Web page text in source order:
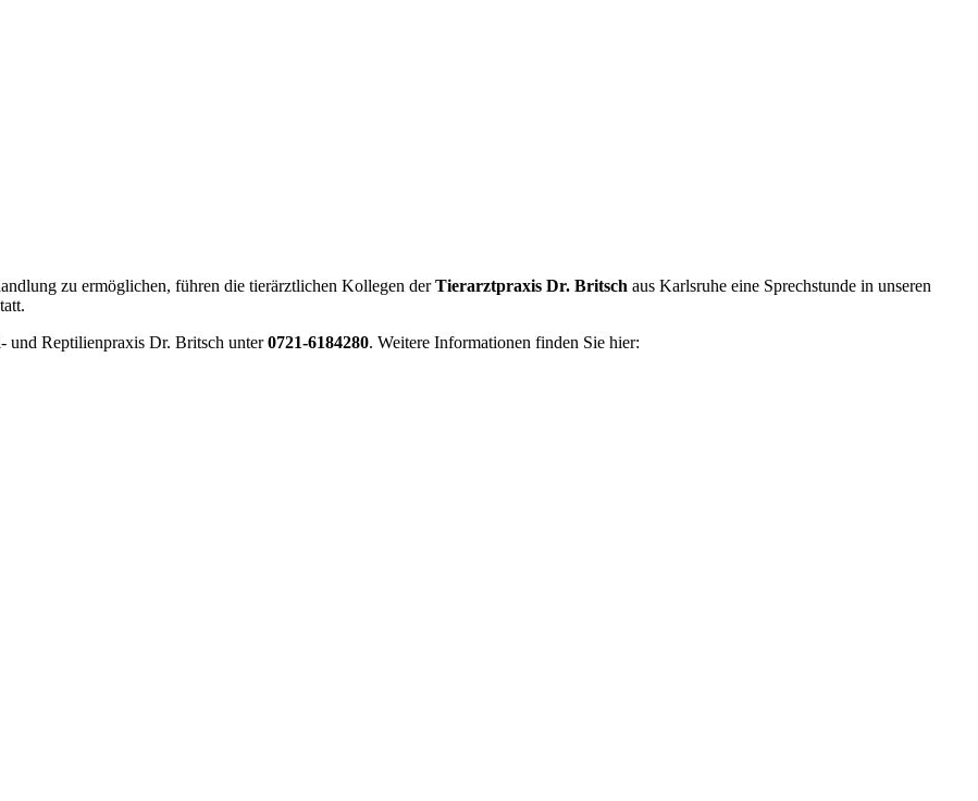
zu ermöglichen, führen die tierärztlichen Kollegen derTierarztpraxis Dr. Britsch aus Karlsruhe eine Sprechstunde in unseren
und Reptilienpraxis Dr. Britsch unter0721-6184280. Weitere Informationen finden Sie hier: